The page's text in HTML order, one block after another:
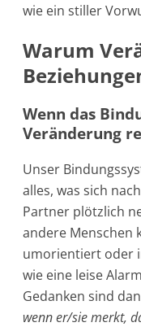
wie ein stiller
Warum
Wenn das
Veränderung
Unser
alles, was sich
Partner plötzlich
andere Menschen
umorientiert oder
wie eine leise
Gedanken sind
wenn er/sie merkt,